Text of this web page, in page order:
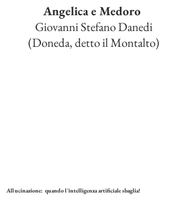
Angelica e Medoro
Giovanni Stefano Danedi
(Doneda, detto il Montalto)
Allucinazione: quando l'intelligenza artificiale sbaglia!